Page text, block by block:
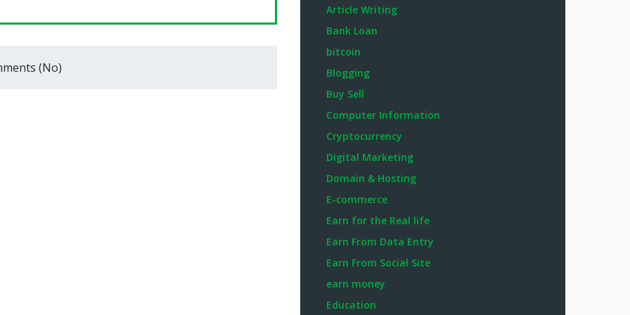
(No)
Article Writing
Bank Loan
bitcoin
Blogging
Buy Sell
Computer Information
Cryptocurrency
Digital Marketing
Domain & Hosting
E-commerce
Earn for the Real life
Earn From Data Entry
Earn From Social Site
earn money
Education